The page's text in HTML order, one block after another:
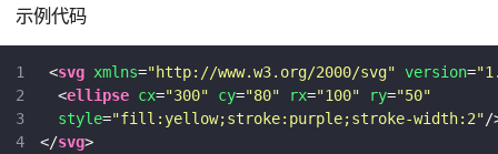
示例代码
1
2
3
4
<svg xmlns="http://www.w3.org/2000/svg" version=
<ellipse cx="300" cy="80" rx="100" ry="50"
style="fill:yellow;stroke:purple;stroke-width:2"/
</svg>